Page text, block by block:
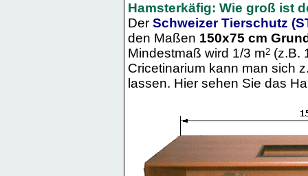
Hamsterkäfig: Wie groß ist
Der Schweizer Tierschutz
den Maßen 150x75 cm
Mindestmaß wird 1/3 m2 (z.B.
Cricetinarium kann man sich
lassen. Hier sehen Sie das